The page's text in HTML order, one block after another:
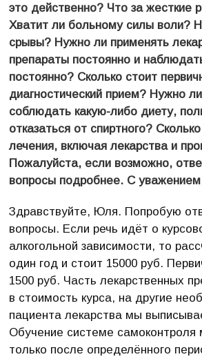
это действенно? Что за жесткие
Хватит ли больному силы воли?
срывы? Нужно ли применять
препараты постоянно и
постоянно? Сколько стоит
диагностический прием? Нужно
соблюдать какую-либо диету,
отказаться от спиртного?
лечения, включая лекарства и
Пожалуйста, если возможно,
вопросы подробнее. С
Здравствуйте, Юля. Попробую
вопросы. Если речь идёт о
алкогольной зависимости, то
один год и стоит 15000 руб.
1500 руб. Часть лекарственных
в стоимость курса, на другие
пациента лекарства мы
Обучение системе самоконтроля
только после определённого